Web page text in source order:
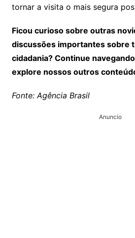
tornar a visita o mais segura
Ficou curioso sobre outras
discussões importantes sobre
cidadania? Continue
explore nossos outros
Fonte: Agência Brasil
Anuncio